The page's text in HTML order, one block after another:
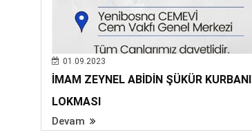
01.09.2023
İMAM ZEYNEL ABİDİN ŞÜKÜR KURBANI
LOKMASI
Devam